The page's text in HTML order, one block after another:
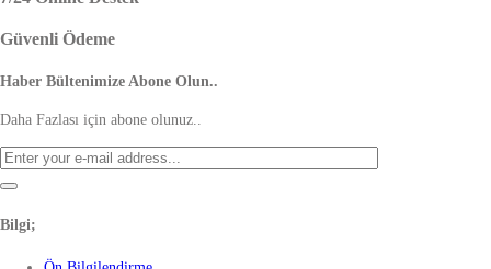
Güvenli Ödeme
Haber Bültenimize Abone Olun..
Daha Fazlası için abone olunuz..
Bilgi;